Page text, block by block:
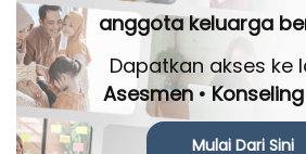
anggota keluarga
Dapatkan akses ke
Asesmen •
Mulai Dari Sini